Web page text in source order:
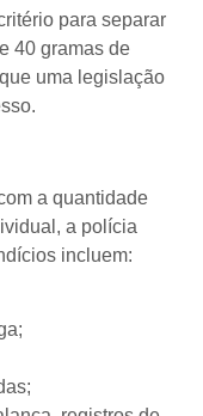
para separar
40 gramas de
uma legislação
a quantidade
a polícia
incluem: